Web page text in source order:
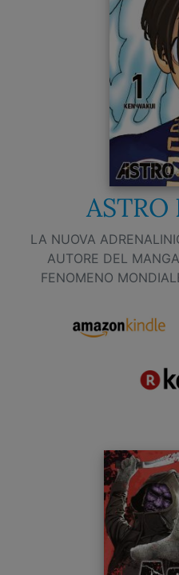
ASTRO
LA NUOVA
AUTORE DEL
FENOMENO